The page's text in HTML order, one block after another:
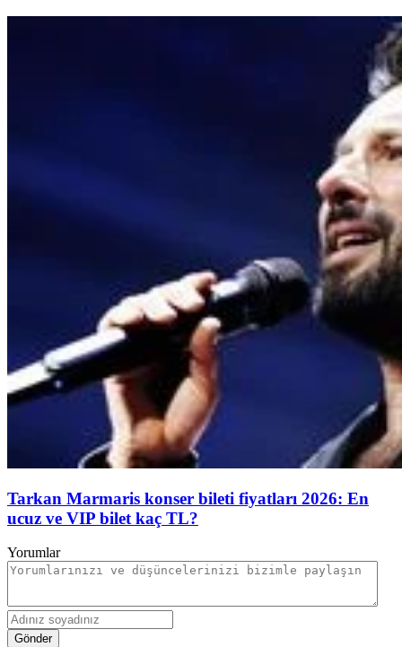
Tarkan Marmaris konser bileti fiyatları 2026: En
ucuz ve VIP bilet kaç TL?
Yorumlar
Gönder